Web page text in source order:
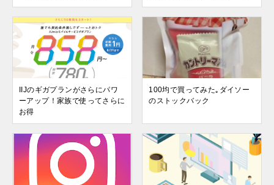
IIJのギガプランがさらにパワ
ーアップ！家族で使ってさらに
お得
100均で買ってみた｡ダイソー
のストックバック